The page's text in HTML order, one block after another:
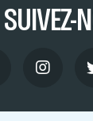
SUIVEZ-